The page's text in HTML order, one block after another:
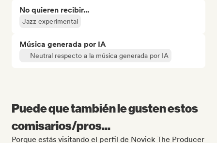
No quieren recibir...
Jazz experimental
Música generada por IA
Neutral respecto a la música generada por IA
Puede que también le gusten estos
comisarios/pros...
Porque estás visitando el perfil de Novick The Producer